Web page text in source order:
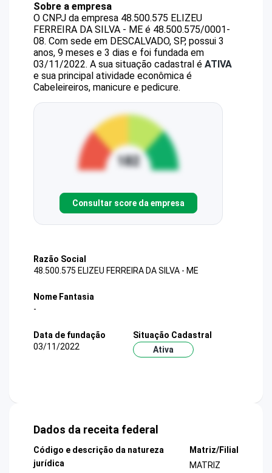
Sobre a empresa
O CNPJ da empresa 48.500.575 ELIZEU
FERREIRA DA SILVA - ME é 48.500.575/0001-
08. Com sede em DESCALVADO, SP, possui 3
anos, 9 meses e 3 dias e foi fundada em
03/11/2022. A sua situação cadastral é ATIVA
e sua principal atividade econômica é
Cabeleireiros, manicure e pedicure.
Consultar score da empresa
Razão Social
48.500.575 ELIZEU FERREIRA DA SILVA - ME
Nome Fantasia
-
Data de fundação
03/11/2022
Situação Cadastral
Ativa
Dados da receita federal
Código e descrição da natureza
jurídica
Matriz/Filial
MATRIZ